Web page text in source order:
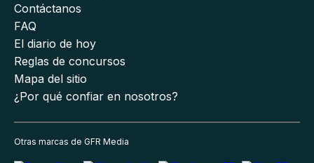
Contáctanos
FAQ
El diario de hoy
Reglas de concursos
Mapa del sitio
¿Por qué confiar en nosotros?
Otras marcas de GFR Media